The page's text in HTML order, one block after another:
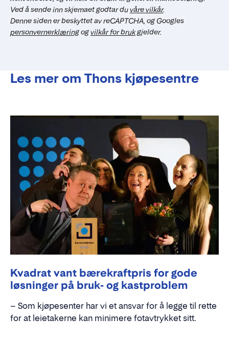
Ved å sende inn skjemaet godtar duvåre vilkår.
Denne siden er beskyttet av reCAPTCHA, og Googles
personvernerklæringogvilkår for brukgjelder.
Les mer om Thons kjøpesentre
Kvadrat vant bærekraftpris for gode
løsninger på bruk- og kastproblem
– Som kjøpesenter har vi et ansvar for å legge til rette
for at leietakerne kan minimere fotavtrykket sitt.